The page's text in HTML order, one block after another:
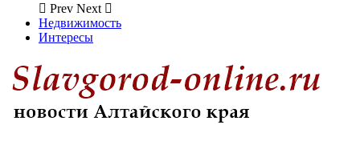
Prev Next
Недвижимость
Интересы